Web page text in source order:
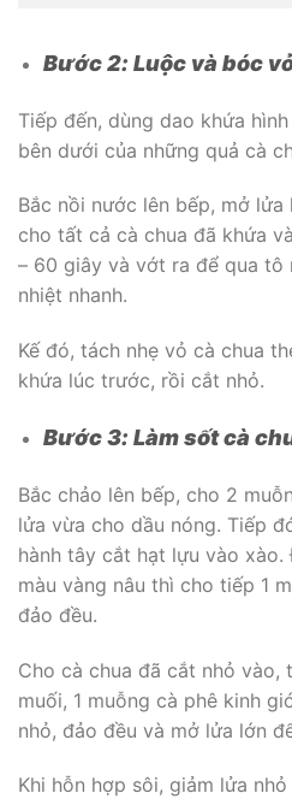
Bước 2: Luộc và bóc
Tiếp đến, dùng dao khứa
bên dưới của những quả cà
Bắc nồi nước lên bếp, mở
cho tất cả cà chua đã khứa
– 60 giây và vớt ra để qua tô
nhiệt nhanh.
Kế đó, tách nhẹ vỏ cà chua
khứa lúc trước, rồi cắt nhỏ.
Bước 3: Làm sốt cà
Bắc chảo lên bếp, cho 2
lửa vừa cho dầu nóng. Tiếp
hành tây cắt hạt lựu vào
màu vàng nâu thì cho tiếp 1
đảo đều.
Cho cà chua đã cắt nhỏ vào,
muối, 1 muỗng cà phê kinh
nhỏ, đảo đều và mở lửa lớn
Khi hỗn hợp sôi, giảm lửa